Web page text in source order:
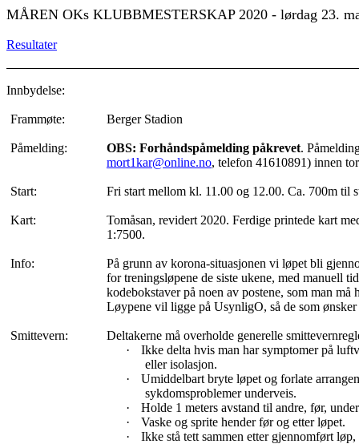
MÅREN OKs KLUBBMESTERSKAP 2020 - lørdag
Resultater
Innbydelse:
Frammøte: Berger Stadion
Påmelding: OBS: Forhåndspåmelding påkrevet.
mort1kar@online.no, telefon 41610891) innen
Start: Fri start mellom kl. 11.00 og 12.00. Ca. 700m til
Kart: Tomåsan, revidert 2020. Ferdige printedekart
1:7500.
Info: På grunn av korona-situasjonen vi løpet bli
for treningsløpene de siste ukene, med manuell
kodebokstaver på noen av postene, som man må
Løypene vil ligge på UsynligO, så de som
Smittevern:
Deltakerne må overholde generelle
·
Ikke delta hvis man har symptomer på
eller isolasjon.
·
Umiddelbart bryte løpet og forlate
sykdomsproblemer underveis.
·
Holde 1 meters avstand til andre, før,
·
Vaske og sprite hender før og etter løpet.
·
Ikke stå tett sammen etter gjennomført